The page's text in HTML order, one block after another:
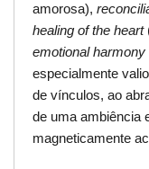
amorosa),
healing of the heart
emotional harmony
especialmente
de vínculos, ao
de uma ambiência
magneticamente